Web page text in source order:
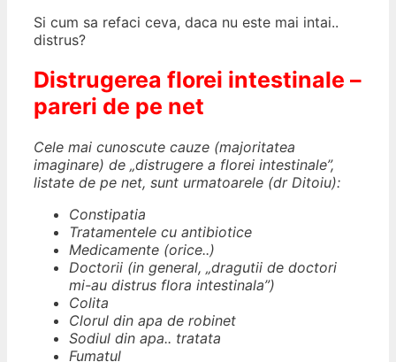
Si cum sa refaci ceva, daca nu este mai intai..
distrus?
Distrugerea florei intestinale –
pareri de pe net
Cele mai cunoscute cauze (majoritatea
imaginare) de „distrugere a florei intestinale”,
listate de pe net, sunt urmatoarele (dr Ditoiu):
Constipatia
Tratamentele cu antibiotice
Medicamente (orice..)
Doctorii (in general, „dragutii de doctori
mi-au distrus flora intestinala”)
Colita
Clorul din apa de robinet
Sodiul din apa.. tratata
Fumatul